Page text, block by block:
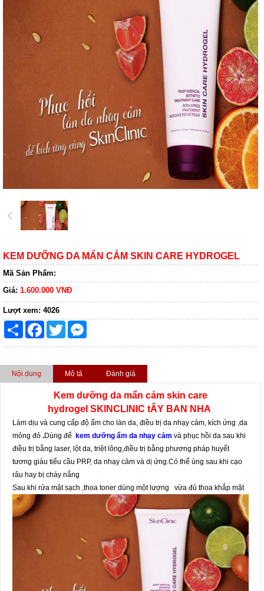
KEM DƯỠNG DA MẨN CẢM SKIN CARE HYDROGEL
Mã Sản Phẩm:
Giá: 1.600.000 VNĐ
Lượt xem: 4026
Share Facebook
Twitter
Nội dung Mô tả Đánh giá
Kem dưỡng da mẩn cảm skin care
hydrogel SKINCLINIC tÂY BAN NHA
Làm dịu và cung cấp độ ẩm cho làn da, điều trị da nhạy cảm, kích ứng ,da
mỏng đỏ .Dùng để kem dưỡng ẩm da nhạy cảm và phục hồi da sau khi
điều trị bằng laser, lột da, triệt lông,điều trị bằng phương pháp huyết
tương giàu tiểu cầu PRP, da nhạy cảm và dị ứng.Có thể ùng sau khi cạo
râu hay bị cháy nắng
Sau khi rửa mặt sạch ,thoa toner dùng một lượng
vừa đủ thoa khắp mặt